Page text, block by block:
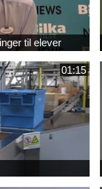
til elever
01:15